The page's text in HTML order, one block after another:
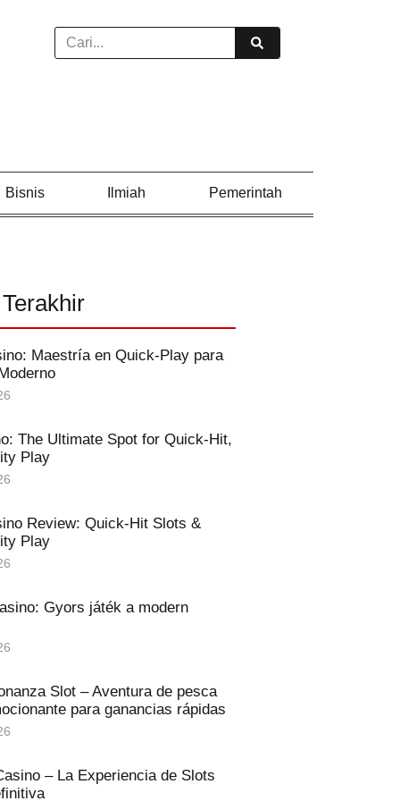
Bisnis Ilmiah Pemerintah
Maestría en Quick‑Play para
The Ultimate Spot for Quick‑Hit,
Play
Review: Quick‑Hit Slots &
Play
Gyors játék a modern
Slot – Aventura de pesca
para ganancias rápidas
– La Experiencia de Slots